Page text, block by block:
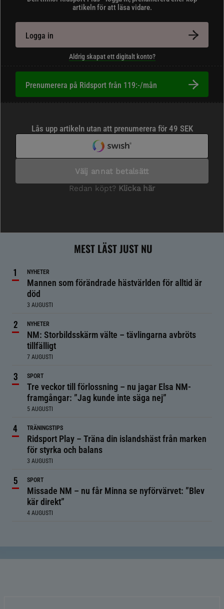
artikeln för att läsa vidare.
Logga in
Aldrig skapat ett digitalt konto?
Prenumerera på Ridsport från 119:-/mån
MEST LÄST JUST NU
NYHETER
Mannen som förändrade hästvärlden för alltid är
död
3 AUGUSTI
NYHETER
NM: Storbildsskärm välte – tävlingarna avbröts
tillfälligt
7 AUGUSTI
SPORT
Tre veckor till förlossning – nu jagar Elsa NM-
framgångar: ”Jag kunde inte säga nej”
5 AUGUSTI
TRÄNINGSTIPS
Ridsport Play – Träna din islandshäst från marken
för styrka och balans
3 AUGUSTI
SPORT
Missade NM – nu får Minna se nyförvärvet: ”Blev
kär direkt”
4 AUGUSTI